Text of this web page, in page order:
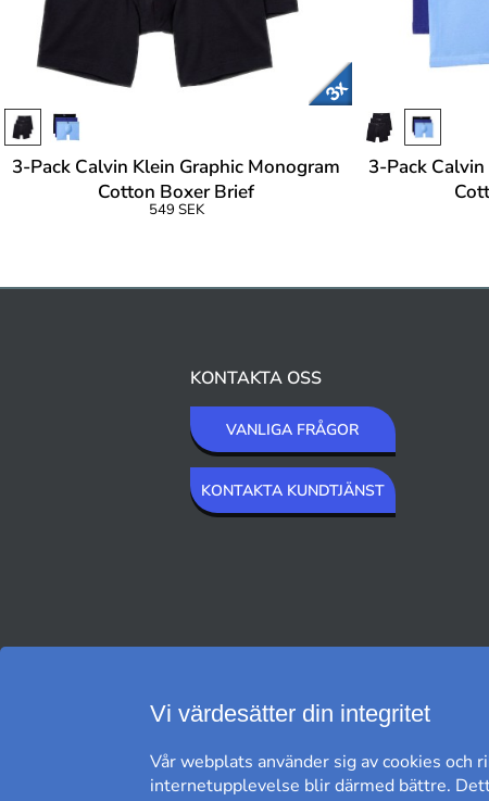
3-Pack Calvin Klein Graphic Monogram
Cotton Boxer Brief
549 SEK
3-Pack
KONTAKTA OSS
VANLIGA FRÅGOR
KONTAKTA KUNDTJÄNST
Vi värdesätter din integritet
Vår webplats använder sig av cookies och
internetupplevelse blir därmed bättre.